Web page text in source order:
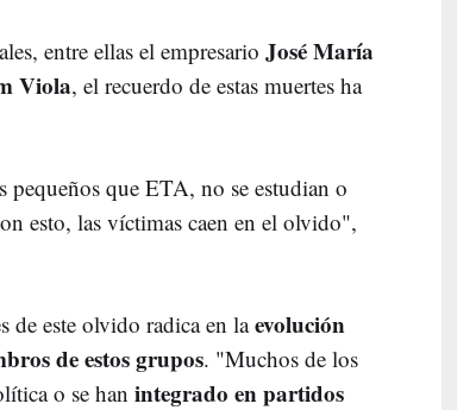
entre ellas el empresario José María
Viola, el recuerdo de estas muertes ha
pequeños que ETA, no se estudian o
esto, las víctimas caen en el olvido",
de este olvido radica en laevolución
de estos grupos. "Muchos de los
o se han integrado en partidos